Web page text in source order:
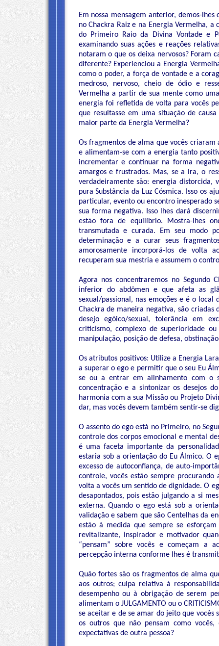
Em nossa mensagem anterior, demos-
no Chackra Raiz e na Energia Vermelha,
do Primeiro Raio da Divina Vontade e
examinando suas ações e reações
notaram o que os deixa nervosos? Foram
diferente? Experienciou a Energia
como o poder, a força de vontade e a
medroso, nervoso, cheio de ódio e
Vermelha a partir de sua mente como
energia foi refletida de volta para vocês
que resultasse em uma situação de
maior parte da Energia Vermelha?
Os fragmentos de alma que vocês
e alimentam-se com a energia tanto
incrementar e continuar na forma
amargos e frustrados. Mas, se a ira, o
verdadeiramente são: energia distorcida,
pura Substância da Luz Cósmica. Isso os
particular, evento ou encontro inesperado
sua forma negativa. Isso lhes dará
estão fora de equilíbrio. Mostra-lhes
transmutada e curada. Em seu modo
determinação e a curar seus
amorosamente incorporá-los de volta
recuperam sua mestria e assumem o
Agora nos concentraremos no Segundo
inferior do abdômen e que afeta as
sexual/passional, nas emoções e é o local
Chackra de maneira negativa, são criadas
desejo egóico/sexual, tolerância em
criticismo, complexo de superioridade
manipulação, posição de defesa,
Os atributos positivos: Utilize a Energia
a superar o ego e permitir que o seu Eu
se ou a entrar em alinhamento com o
concentração e a sintonizar os desejos
harmonia com a sua Missão ou Projeto
dar, mas vocês devem também sentir-se
O assento do ego está no Primeiro, no
controle dos corpos emocional e mental
é uma faceta importante da
estaria sob a orientação do Eu Álmico. O
excesso de autoconfiança, de auto-
controle, vocês estão sempre
volta a vocês um sentido de dignidade. O
desapontados, pois estão julgando a si
externa. Quando o ego está sob a
validação e sabem que são Centelhas da
estão à medida que sempre se
revitalizante, inspirador e motivador
“pensam” sobre vocês e começam a
percepção interna conforme lhes é
Quão fortes são os fragmentos de alma
aos outros; culpa relativa à
desempenho ou à obrigação de serem
alimentam o JULGAMENTO ou o
se aceitar e de se amar do jeito que
os outros que não pensam como
expectativas de outra pessoa?